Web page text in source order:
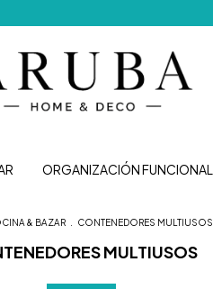
ORGANIZACIÓN FUNCIONAL
& BAZAR CONTENEDORES MULTIUSOS
MULTIUSOS